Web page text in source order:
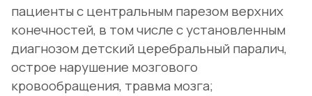
пациенты с центральным парезом верхних
конечностей, в том числе с установленным
диагнозом детский церебральный паралич,
острое нарушение мозгового
кровообращения, травма мозга;